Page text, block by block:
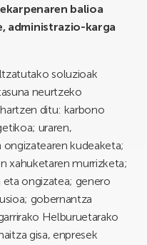
balioa
administrazio-karga
soluzioak
neurtzeko
ditu: karbono
uraren,
kudeaketa;
xahuketaren murrizketa;
eta ongizatea; genero
gobernantza
Helburuetarako
gisa, enpresek